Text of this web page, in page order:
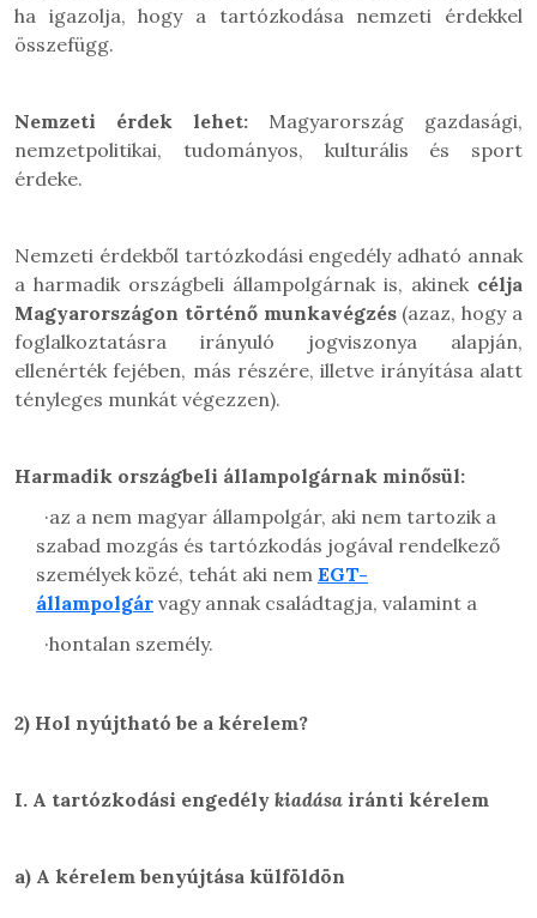
ha igazolja, hogy a tartózkodása nemzeti érdekkel
összefügg.
Nemzeti érdek lehet: Magyarország gazdasági,
nemzetpolitikai, tudományos, kulturális és sport
érdeke.
Nemzeti érdekből tartózkodási engedély adható annak
a harmadik országbeli állampolgárnak is, akinek célja
Magyarországon történő munkavégzés(azaz, hogy a
foglalkoztatásra irányuló jogviszonya alapján,
ellenérték fejében, más részére, illetve irányítása alatt
tényleges munkát végezzen).
Harmadik országbeli állampolgárnak minősül:
·az a nem magyar állampolgár, aki nem tartozik a
szabad mozgás és tartózkodás jogával rendelkező
személyek közé, tehát aki nem EGT-
állampolgár vagy annak családtagja, valamint a
·hontalan személy.
2) Hol nyújtható be a kérelem?
I. A tartózkodási engedély kiadása iránti kérelem
a) A kérelem benyújtása külföldön